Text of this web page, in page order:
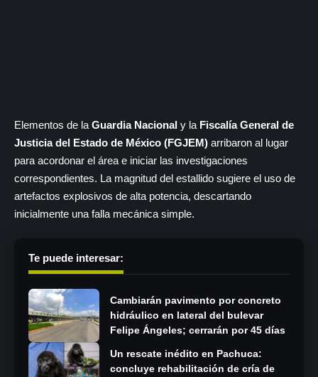
Elementos de la Guardia Nacional y la Fiscalía General de
Justicia del Estado de México (FGJEM) arribaron al lugar
para acordonar el área e iniciar las investigaciones
correspondientes. La magnitud del estallido sugiere el uso de
artefactos explosivos de alta potencia, descartando
inicialmente una falla mecánica simple.
Te puede interesar:
Cambiarán pavimento por concreto
hidráulico en lateral del bulevar
Felipe Ángeles; cerrarán por 45 días
Un rescate inédito en Pachuca:
concluye rehabilitación de cría de